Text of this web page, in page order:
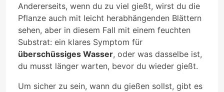
Andererseits, wenn du zu viel gießt, wirst du die
Pflanze auch mit leicht herabhängenden Blättern
sehen, aber in diesem Fall mit einem feuchten
Substrat: ein klares Symptom für
überschüssiges Wasser, oder was dasselbe ist,
du musst länger warten, bevor du wieder gießt.
Um sicher zu sein, wann du gießen sollst, gibt es